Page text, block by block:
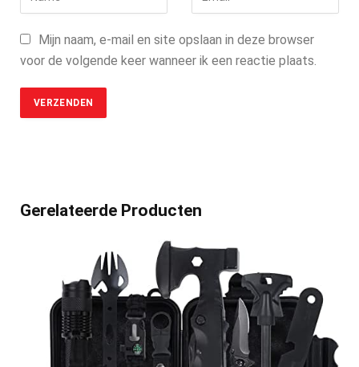
Mijn naam, e-mail en site opslaan in deze browser
voor de volgende keer wanneer ik een reactie plaats.
Gerelateerde Producten